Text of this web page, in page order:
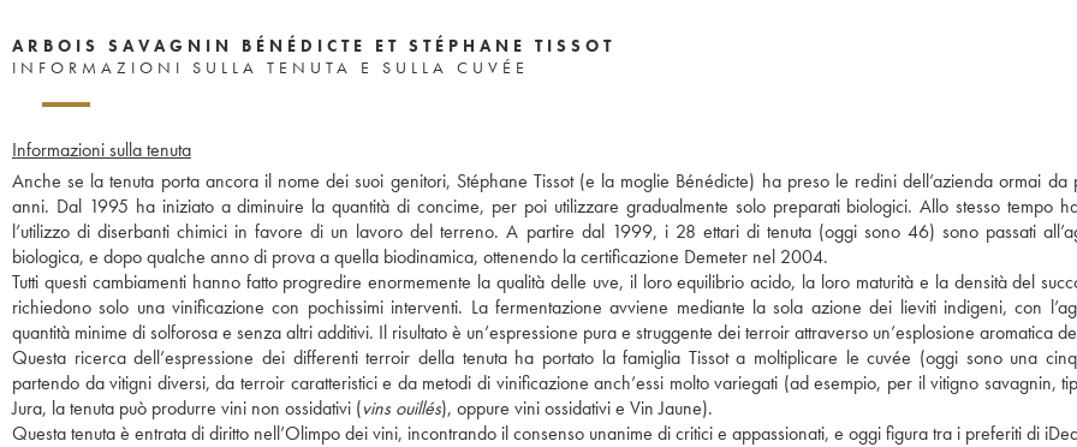
ARBOIS SAVAGNIN BÉNÉDICTE ET STÉPHANE TISSOT
INFORMAZIONI SULLA TENUTA E SULLA CUVÉE
Informazioni sulla tenuta
Anche se la tenuta porta ancora il nome dei suoi genitori, Stéphane Tissot (e la moglie Bénédicte) ha preso le redini dell’azienda ormai
anni. Dal 1995 ha iniziato a diminuire la quantità di concime, per poi utilizzare gradualmente solo preparati biologici. Allo stesso tempo
l’utilizzo di diserbanti chimici in favore di un lavoro del terreno. A partire dal 1999, i 28 ettari di tenuta (oggi sono 46) sono passati
biologica, e dopo qualche anno di prova a quella biodinamica, ottenendo la certificazione Demeter nel 2004.
Tutti questi cambiamenti hanno fatto progredire enormemente la qualità delle uve, il loro equilibrio acido, la loro maturità e la densità del
richiedono solo una vinificazione con pochissimi interventi. La fermentazione avviene mediante la sola azione dei lieviti indigeni, con
quantità minime di solforosa e senza altri additivi. Il risultato è un’espressione pura e struggente dei terroir attraverso un’esplosione aromatica
Questa ricerca dell’espressione dei differenti terroir della tenuta ha portato la famiglia Tissot a moltiplicare le cuvée (oggi sono una
partendo da vitigni diversi, da terroir caratteristici e da metodi di vinificazione anch’essi molto variegati (ad esempio, per il vitigno savagnin,
Jura, la tenuta può produrre vini non ossidativi (vins ouillés), oppure vini ossidativi e Vin Jaune).
Questa tenuta è entrata di diritto nell’Olimpo dei vini, incontrando il consenso unanime di critici e appassionati, e oggi figura tra i preferiti di